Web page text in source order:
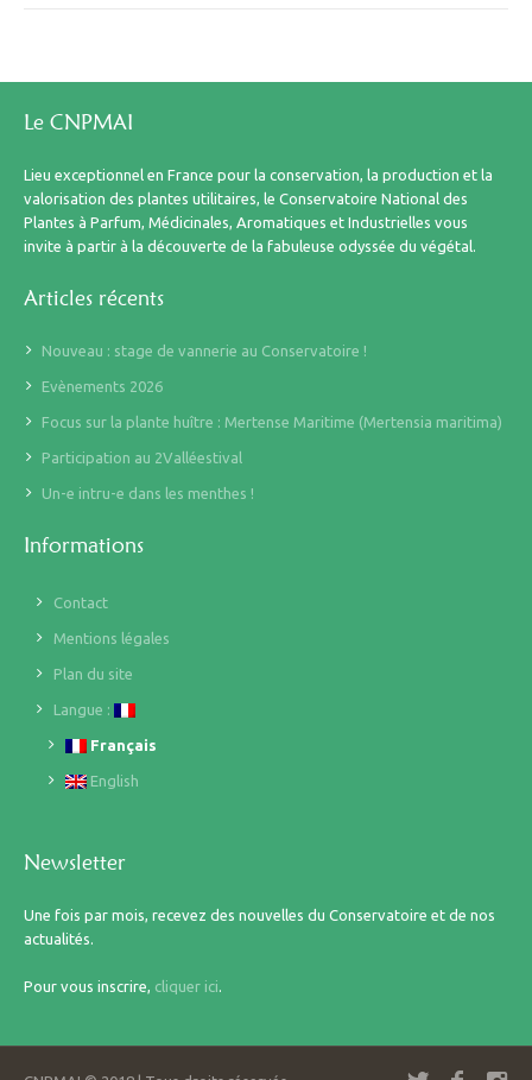
Le CNPMAI
Lieu exceptionnel en France pour la conservation, la production et la
valorisation des plantes utilitaires, le Conservatoire National des
Plantes à Parfum, Médicinales, Aromatiques et Industrielles vous
invite à partir à la découverte de la fabuleuse odyssée du végétal.
Articles récents
Nouveau : stage de vannerie au Conservatoire !
Evènements 2026
Focus sur la plante huître : Mertense Maritime (Mertensia maritima)
Participation au 2Valléestival
Un-e intru-e dans les menthes !
Informations
Contact
Mentions légales
Plan du site
Langue :
Français
English
Newsletter
Une fois par mois, recevez des nouvelles du Conservatoire et de nos
actualités.
Pour vous inscrire, cliquer ici